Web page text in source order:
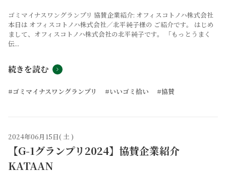
ゴミマイナスワングランプリ 協賛企業紹介: オフィスコトノハ株式会社
本日は オフィスコトノハ株式会社／北平純子様の ご紹介です。 はじめ
まして、オフィスコトノハ株式会社の北平純子です。 「もっとうまく
伝...
続きを読む
#ゴミマイナスワングランプリ #いいゴミ拾い #協賛
2024年06月15日( 土 )
【G-1グランプリ2024】協賛企業紹介
KATAAN